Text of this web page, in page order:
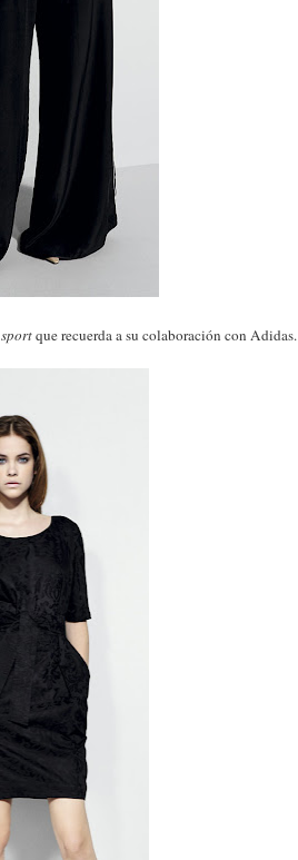
sportque recuerda a su colaboración con Adidas.